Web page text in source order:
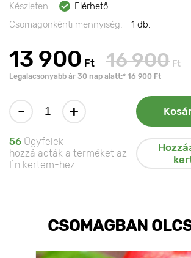
Készleten:
Elérhető
Csomagonkénti mennyiség:
1 db.
13 900 Ft 16 900 Ft
Legalacsonyabb ár 30 nap alatt:* 16 900 Ft
- +
56 Ügyfelek
hozzá adták a terméket az
Én kertem-hez
CSOMAGBAN